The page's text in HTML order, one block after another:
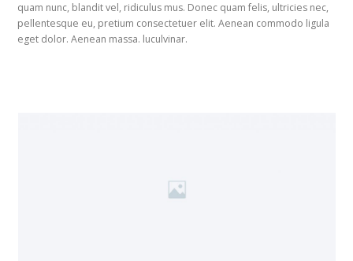
quam nunc, blandit vel, ridiculus mus. Donec quam felis, ultricies nec,
pellentesque eu, pretium consectetuer elit. Aenean commodo ligula
eget dolor. Aenean massa. luculvinar.